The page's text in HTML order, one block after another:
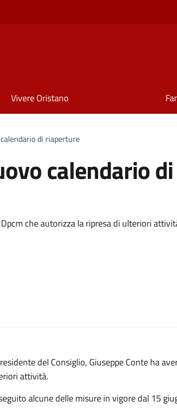
Vivere Oristano
di riaperture
calendario di
che autorizza la ripresa di ulteriori
del Consiglio, Giuseppe Conte ha
attività.
alcune delle misure in vigore dal 15